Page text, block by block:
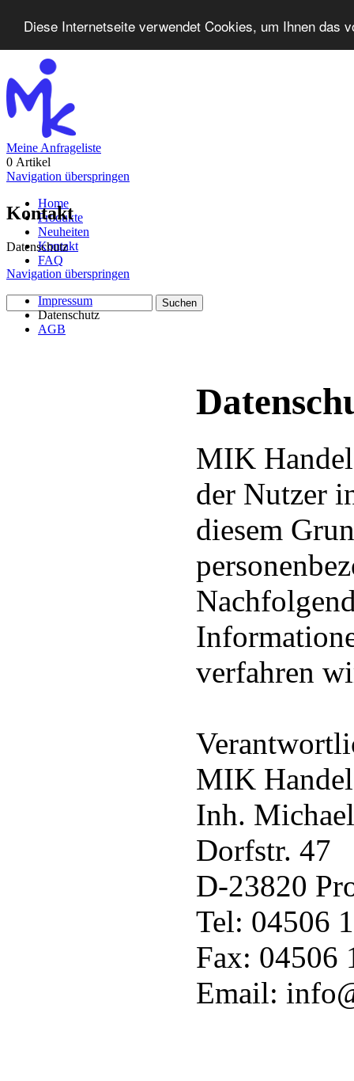
Diese Internetseite verwendet Cookies, um Ihnen das
Meine Anfrageliste
0 Artikel
Navigation überspringen
Home
Produkte
Neuheiten
Kontakt
FAQ
Kontakt
Datenschutz
Navigation überspringen
Impressum
Datenschutz
AGB
MIK
der Nutzer
diesem
verfahren
MIK
Inh.
Dorfstr. 47
D-23820
Tel: 04506
Fax: 04506
Email: